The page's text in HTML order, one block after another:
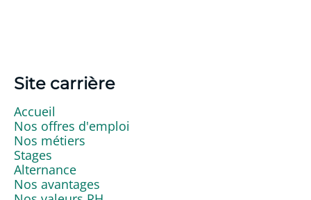
Site carrière
Accueil
Nos offres d'emploi
Nos métiers
Stages
Alternance
Nos avantages